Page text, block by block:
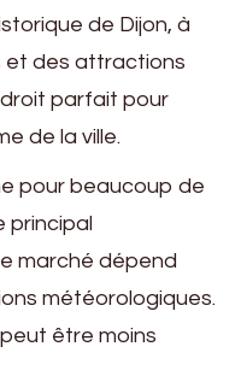
de Dijon, à
et des attractions
parfait pour
de la ville.
pour beaucoup de
principal
marché dépend
météorologiques.
peut être moins